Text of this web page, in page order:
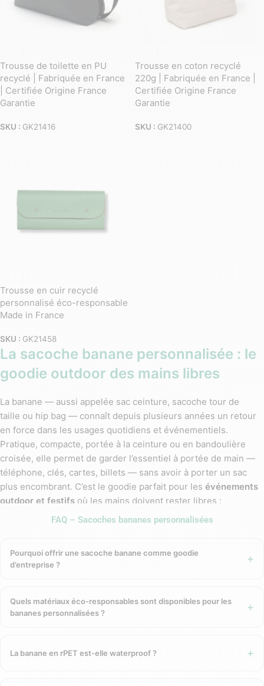
Trousse de toilette en PU
recyclé | Fabriquée en France
| Certifiée Origine France
Garantie
SKU : GK21416
Trousse en coton recyclé
220g | Fabriquée en France |
Certifiée Origine France
Garantie
SKU : GK21400
Trousse en cuir recyclé
personnalisé éco-responsable
Made in France
SKU : GK21458
La sacoche banane personnalisée : le
goodie outdoor des mains libres
La banane — aussi appelée sac ceinture, sacoche tour de
taille ou hip bag — connaît depuis plusieurs années un retour
en force dans les usages quotidiens et événementiels.
Pratique, compacte, portée à la ceinture ou en bandoulière
croisée, elle permet de garder l’essentiel à portée de main —
téléphone, clés, cartes, billets — sans avoir à porter un sac
plus encombrant. C’est le goodie parfait pour les événements
outdoor et festifs où les mains doivent rester libres :
festivals, concerts, trails, randonnées, journées sport,
Pour les entreprises, la banane personnalisée est un support
publicitaire mobile très efficace : portée en avant du buste ou
déplacement. GreenKit propose des bananes dans des
matériaux éco-responsables
FAQ – Sacoches bananes personnalisées
Pourquoi offrir une sacoche banane comme goodie
d’entreprise ?
Quels matériaux éco-responsables sont disponibles pour les
bananes personnalisées ?
La banane en rPET est-elle waterproof ?